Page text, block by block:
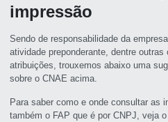
impressão
Sendo de responsabilidade da
atividade preponderante, dentre
atribuições, trouxemos abaixo uma
sobre o CNAE acima.
Para saber como e onde consultar as
também o FAP que é por CNPJ, veja